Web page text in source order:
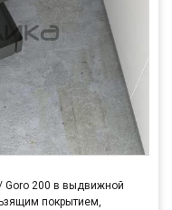
/ Goro 200 в выдвижной
покрытием,